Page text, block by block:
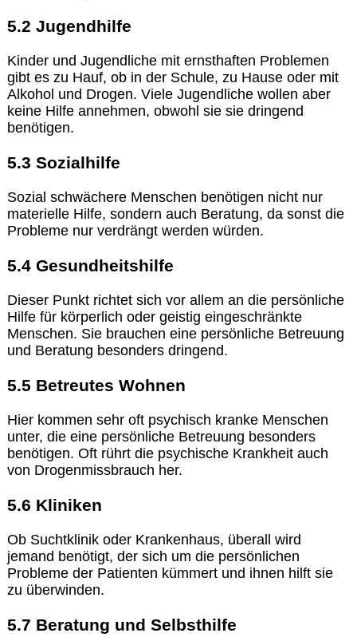
5.2 Jugendhilfe
Kinder und Jugendliche mit ernsthaften Problemen
gibt es zu Hauf, ob in der Schule, zu Hause oder mit
Alkohol und Drogen. Viele Jugendliche wollen aber
keine Hilfe annehmen, obwohl sie sie dringend
benötigen.
5.3 Sozialhilfe
Sozial schwächere Menschen benötigen nicht nur
materielle Hilfe, sondern auch Beratung, da sonst die
Probleme nur verdrängt werden würden.
5.4 Gesundheitshilfe
Dieser Punkt richtet sich vor allem an die persönliche
Hilfe für körperlich oder geistig eingeschränkte
Menschen. Sie brauchen eine persönliche Betreuung
und Beratung besonders dringend.
5.5 Betreutes Wohnen
Hier kommen sehr oft psychisch kranke Menschen
unter, die eine persönliche Betreuung besonders
benötigen. Oft rührt die psychische Krankheit auch
von Drogenmissbrauch her.
5.6 Kliniken
Ob Suchtklinik oder Krankenhaus, überall wird
jemand benötigt, der sich um die persönlichen
Probleme der Patienten kümmert und ihnen hilft sie
zu überwinden.
5.7 Beratung und Selbsthilfe